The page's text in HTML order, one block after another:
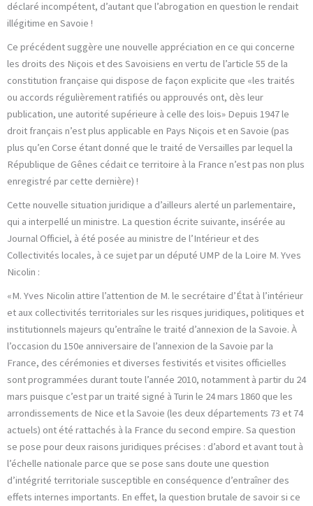
déclaré incompétent, d’autant que l’abrogation en question le rendait
illégitime en Savoie !
Ce précédent suggère une nouvelle appréciation en ce qui concerne
les droits des Niçois et des Savoisiens en vertu de l’article 55 de la
constitution française qui dispose de façon explicite que «les traités
ou accords régulièrement ratifiés ou approuvés ont, dès leur
publication, une autorité supérieure à celle des lois» Depuis 1947 le
droit français n’est plus applicable en Pays Niçois et en Savoie (pas
plus qu’en Corse étant donné que le traité de Versailles par lequel la
République de Gênes cédait ce territoire à la France n’est pas non plus
enregistré par cette dernière) !
Cette nouvelle situation juridique a d’ailleurs alerté un parlementaire,
qui a interpellé un ministre. La question écrite suivante, insérée au
Journal Officiel, à été posée au ministre de l’Intérieur et des
Collectivités locales, à ce sujet par un député UMP de la Loire M. Yves
Nicolin :
«M. Yves Nicolin attire l’attention de M. le secrétaire d’État à l’intérieur
et aux collectivités territoriales sur les risques juridiques, politiques et
institutionnels majeurs qu’entraîne le traité d’annexion de la Savoie. À
l’occasion du 150e anniversaire de l’annexion de la Savoie par la
France, des cérémonies et diverses festivités et visites officielles
sont programmées durant toute l’année 2010, notamment à partir du 24
mars puisque c’est par un traité signé à Turin le 24 mars 1860 que les
arrondissements de Nice et la Savoie (les deux départements 73 et 74
actuels) ont été rattachés à la France du second empire. Sa question
se pose pour deux raisons juridiques précises : d’abord et avant tout à
l’échelle nationale parce que se pose sans doute une question
d’intégrité territoriale susceptible en conséquence d’entraîner des
effets internes importants. En effet, la question brutale de savoir si ce